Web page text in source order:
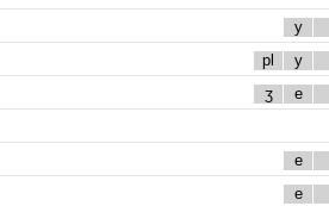
y
pl y
ʒ e
e
e